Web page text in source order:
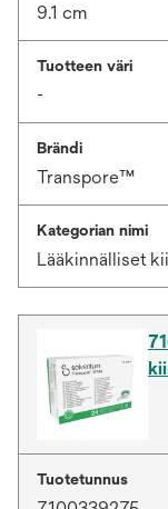
9.1 cm
Tuotteen väri
-
Brändi
Transpore™
Kategorian nimi
Lääkinnälliset
Tuotetunnus